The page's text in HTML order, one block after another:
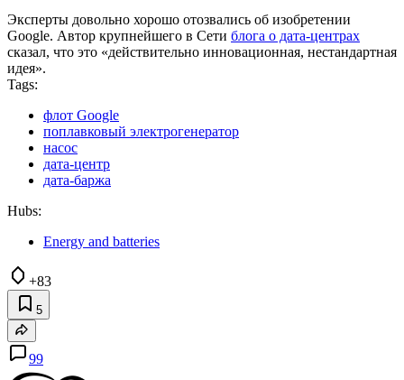
Эксперты довольно хорошо отозвались об изобретении
Google. Автор крупнейшего в Сети блога о дата-центрах
сказал, что это «действительно инновационная, нестандартная
идея».
Tags:
флот Google
поплавковый электрогенератор
насос
дата-центр
дата-баржа
Hubs:
Energy and batteries
+83
5
99